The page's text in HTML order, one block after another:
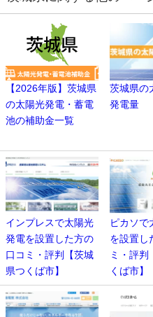
【2026年版】茨城県
の太陽光発電・蓄電
池の補助金一覧
茨城県の
発電量
インプレスで太陽光
発電を設置した方の
口コミ・評判【茨城
県つくば市】
ピカソで
を設置し
ミ・評判
くば市】